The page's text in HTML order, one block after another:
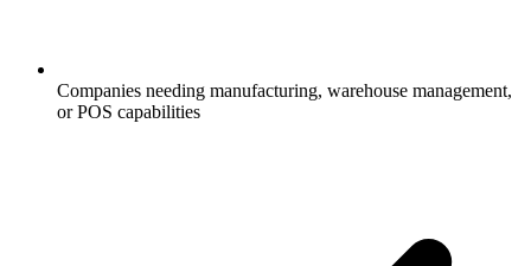
Companies needing manufacturing, warehouse management,
or POS capabilities